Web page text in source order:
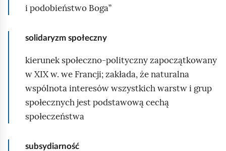
i podobieństwo Boga”
solidaryzm społeczny
kierunek społeczno‑polityczny zapoczątkowany
w XIX w. we Francji; zakłada, że naturalna
wspólnota interesów wszystkich warstw i grup
społecznych jest podstawową cechą
społeczeństwa
subsydiarność